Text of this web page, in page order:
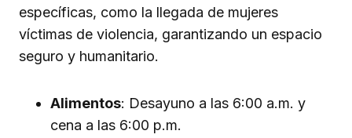
específicas, como la llegada de mujeres
víctimas de violencia, garantizando un espacio
seguro y humanitario.
Alimentos: Desayuno a las 6:00 a.m. y
cena a las 6:00 p.m.